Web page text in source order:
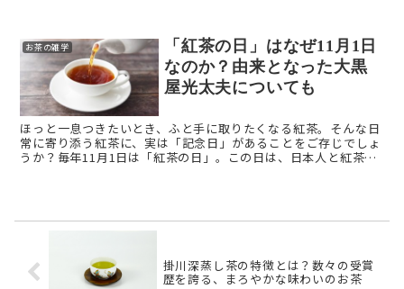
お茶の雑学
「紅茶の日」はなぜ11月1日
なのか？由来となった大黒
屋光太夫についても
ほっと一息つきたいとき、ふと手に取りたくなる紅茶。そんな日
常に寄り添う紅茶に、実は「記念日」があることをご存じでしょ
うか？毎年11月1日は「紅茶の日」。この日は、日本人と紅茶の
掛川深蒸し茶の特徴とは？数々の受賞
歴を誇る、まろやかな味わいのお茶